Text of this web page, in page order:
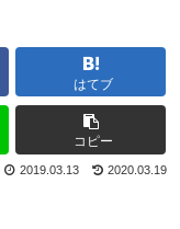
はてブ
コピー
2020.03.19
2019.03.13